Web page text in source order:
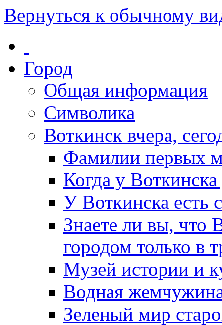
Вернуться к обычному
Город
Общая информация
Символика
Воткинск вчера,
Фамилии первых
Когда у
У Воткинска есть
Знаете ли вы, что
городом только в
Музей истории и
Водная
Зеленый мир